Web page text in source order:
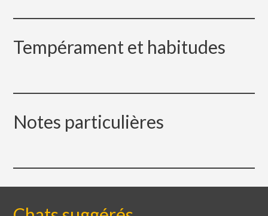
Tempérament et habitudes
Notes particulières